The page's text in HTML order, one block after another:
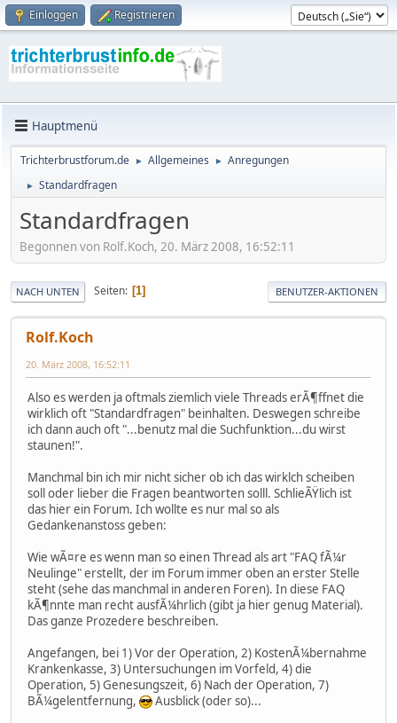
Einloggen Registrieren
Hauptmenü
Trichterbrustforum.de ► Allgemeines ► Anregungen
► Standardfragen
Standardfragen
Begonnen von Rolf.Koch, 20. März 2008, 16:52:11
NACH UNTEN Seiten 1 BENUTZER-AKTIONEN
Rolf.Koch
20. März 2008, 16:52:11
Also es werden ja oftmals ziemlich viele Threads erÃ¶ffnet die
wirklich oft "Standardfragen" beinhalten. Deswegen schreibe
ich dann auch oft "...benutz mal die Suchfunktion...du wirst
staunen!".
Manchmal bin ich mir nicht sicher ob ich das wirklch scheiben
soll oder lieber die Fragen beantworten solll. SchlieÃŸlich ist
das hier ein Forum. Ich wollte es nur mal so als
Gedankenanstoss geben:
Wie wÃ¤re es wenn man so einen Thread als art "FAQ fÃ¼r
Neulinge" erstellt, der im Forum immer oben an erster Stelle
steht (sehe das manchmal in anderen Foren). In diese FAQ
kÃ¶nnte man recht ausfÃ¼hrlich (gibt ja hier genug Material).
Das ganze Prozedere beschreiben.
Angefangen, bei 1) Vor der Operation, 2) KostenÃ¼bernahme
Krankenkasse, 3) Untersuchungen im Vorfeld, 4) die
Operation, 5) Genesungszeit, 6) Nach der Operation, 7)
BÃ¼gelentfernung,
Ausblick (oder so)...